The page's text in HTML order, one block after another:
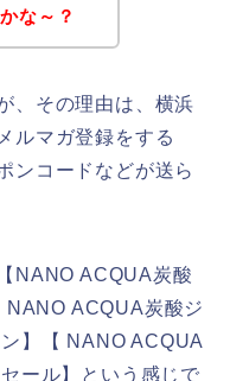
な～？
、その理由は、横浜
ルマガ登録をする
ンコードなどが送ら
NANO ACQUA炭酸
NANO ACQUA炭酸ジ
】【 NANO ACQUA
ール】という感じで